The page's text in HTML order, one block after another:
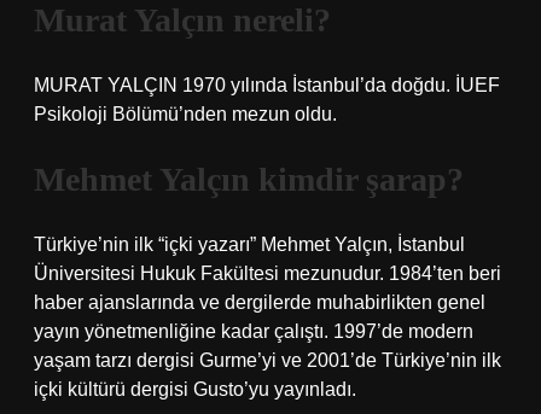
Murat Yalçın nereli?
MURAT YALÇIN 1970 yılında İstanbul’da doğdu. İUEF
Psikoloji Bölümü’nden mezun oldu.
Mehmet Yalçın kimdir şarap?
Türkiye’nin ilk “içki yazarı” Mehmet Yalçın, İstanbul
Üniversitesi Hukuk Fakültesi mezunudur. 1984’ten beri
haber ajanslarında ve dergilerde muhabirlikten genel
yayın yönetmenliğine kadar çalıştı. 1997’de modern
yaşam tarzı dergisi Gurme’yi ve 2001’de Türkiye’nin ilk
içki kültürü dergisi Gusto’yu yayınladı.